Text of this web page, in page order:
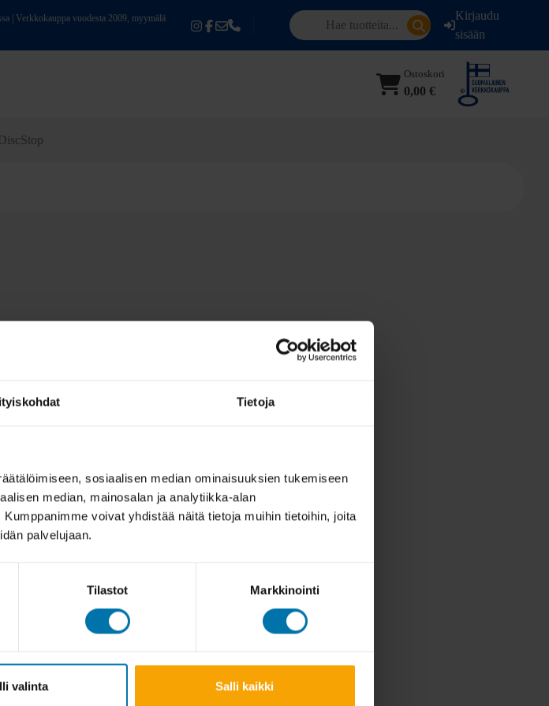
Tietoja
sosiaalisen median ominaisuuksien tukemiseen
median, mainosalan ja analytiikka-alan
voivat yhdistää näitä tietoja muihin tietoihin, joita
palvelujaan.
Tilastot Markkinointi
valinta Salli kaikki
| Verkkokauppa vuodesta 2009, myymälä
Kirjaudu
sisään
Ostoskori
0,00 €